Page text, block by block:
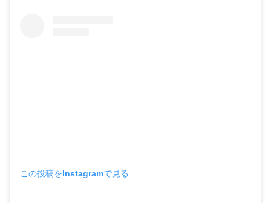
この投稿をInstagramで見る